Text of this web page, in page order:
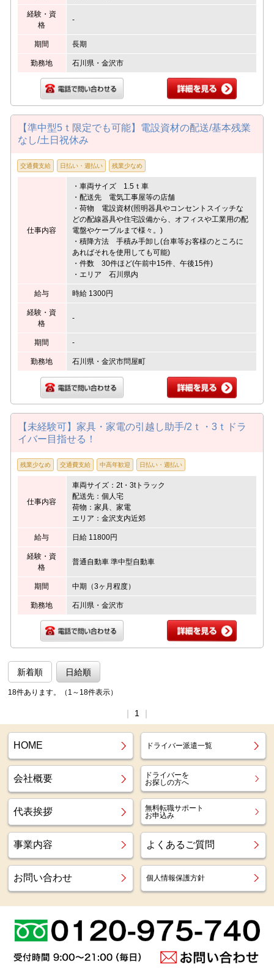
経験・資
格
-
期間 長期
勤務地 石川県・金沢市
【準中型5ｔ限定でも可能】電設資材の配送/基本残業
なし/土日祝休み
交通費支給 日払い・週払い 残業少なめ
仕事内容
・車両サイズ 1.5ｔ車
・配送先 電気工事屋等の店舗
・荷物 電設資材(照明器具やコンセントスイッチな
どの配線器具や住宅設備から、オフィスや工業用の配
電盤やケーブルまで様々。)
・積降方法 手積み手卸し(台車等お客様のところに
あればそれを使用しても可能)
・件数 30件ほど(午前中15件、午後15件)
・エリア 石川県内
給与 時給 1300円
経験・資
格
-
期間 -
勤務地 石川県・金沢市問屋町
【未経験可】家具・家電の引越し助手/2ｔ・3ｔドラ
イバー目指せる！
残業少なめ 交通費支給 中高年歓迎 日払い・週払い
仕事内容
車両サイズ：2t・3tトラック
配送先：個人宅
荷物：家具、家電
エリア：金沢支内近郊
給与 日給 11800円
経験・資
格
普通自動車 準中型自動車
期間 中期（3ヶ月程度）
勤務地 石川県・金沢市
新着順 日給順
18件あります。（1～18件表示）
1
HOME ドライバー派遣一覧
会社概要
ドライバーを
お探しの方へ
代表挨拶
無料転職サポート
お申込み
事業内容 よくあるご質問
お問い合わせ 個人情報保護方針